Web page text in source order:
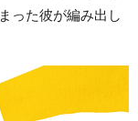
った彼が編み出し